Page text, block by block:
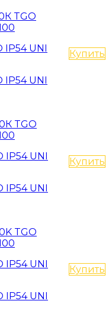
IP54 UNI
IP54 UNI
Купить
IP54 UNI
IP54 UNI
Купить
IP54 UNI
IP54 UNI
Купить